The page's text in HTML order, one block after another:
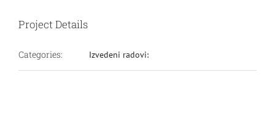
Project Details
Categories: Izvedeni radovi: